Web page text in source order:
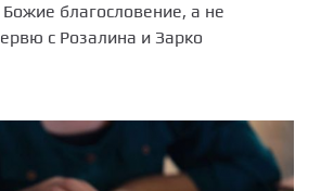
благословение, а не
с Розалина и Зарко